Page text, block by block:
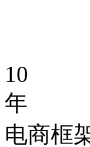
10
年
电商框